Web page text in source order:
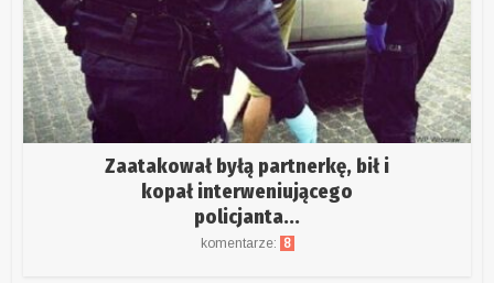
Zaatakował byłą partnerkę, bił i
kopał interweniującego
policjanta...
komentarze: 8